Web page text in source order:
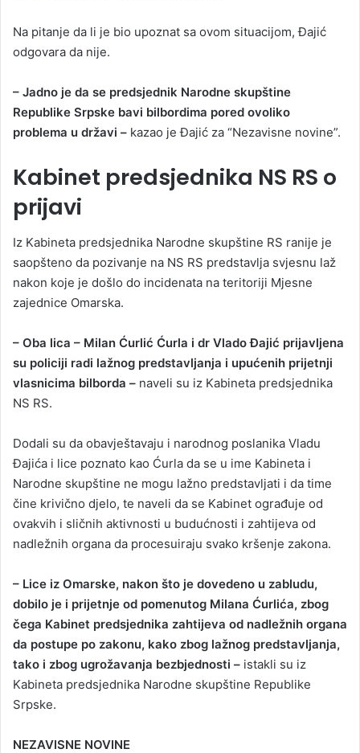
Na pitanje da li je bio upoznat sa ovom situacijom, Đajić
odgovara da nije.
– Jadno je da se predsjednik Narodne skupštine
Republike Srpske bavi bilbordima pored ovoliko
problema u državi – kazao je Đajić za “Nezavisne novine”.
Kabinet predsjednika NS RS o
prijavi
Iz Kabineta predsjednika Narodne skupštine RS ranije je
saopšteno da pozivanje na NS RS predstavlja svjesnu laž
nakon koje je došlo do incidenata na teritoriji Mjesne
zajednice Omarska.
– Oba lica – Milan Ćurlić Ćurla i dr Vlado Đajić prijavljena
su policiji radi lažnog predstavljanja i upućenih prijetnji
vlasnicima bilborda – naveli su iz Kabineta predsjednika
NS RS.
Dodali su da obavještavaju i narodnog poslanika Vladu
Đajića i lice poznato kao Ćurla da se u ime Kabineta i
Narodne skupštine ne mogu lažno predstavljati i da time
čine krivično djelo, te naveli da se Kabinet ograđuje od
ovakvih i sličnih aktivnosti u budućnosti i zahtijeva od
nadležnih organa da procesuiraju svako kršenje zakona.
– Lice iz Omarske, nakon što je dovedeno u zabludu,
dobilo je i prijetnje od pomenutog Milana Ćurlića, zbog
čega Kabinet predsjednika zahtijeva od nadležnih organa
da postupe po zakonu, kako zbog lažnog predstavljanja,
tako i zbog ugrožavanja bezbjednosti – istakli su iz
Kabineta predsjednika Narodne skupštine Republike
Srpske.
NEZAVISNE NOVINE